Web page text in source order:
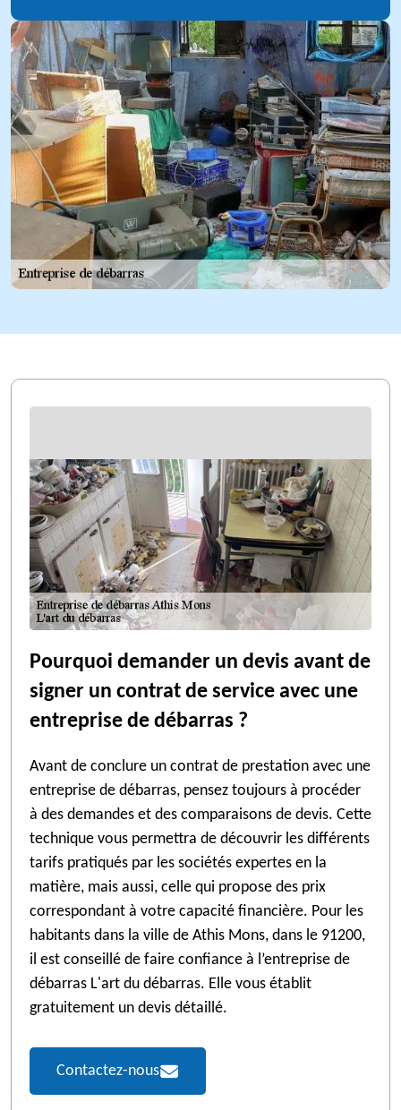
Pourquoi demander un devis avant de
signer un contrat de service avec une
entreprise de débarras ?
Avant de conclure un contrat de prestation avec une
entreprise de débarras, pensez toujours à procéder
à des demandes et des comparaisons de devis. Cette
technique vous permettra de découvrir les différents
tarifs pratiqués par les sociétés expertes en la
matière, mais aussi, celle qui propose des prix
correspondant à votre capacité financière. Pour les
habitants dans la ville de Athis Mons, dans le 91200,
il est conseillé de faire confiance à l’entreprise de
débarras L'art du débarras. Elle vous établit
gratuitement un devis détaillé.
Contactez-nous